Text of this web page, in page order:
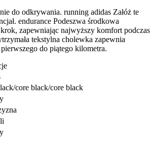
do odkrywania. running adidas Załóż te
endurance Podeszwa środkowa
zapewniając najwyższy komfort podczas
tekstylna cholewka zapewnia
do piątego kilometra.
core black/core black